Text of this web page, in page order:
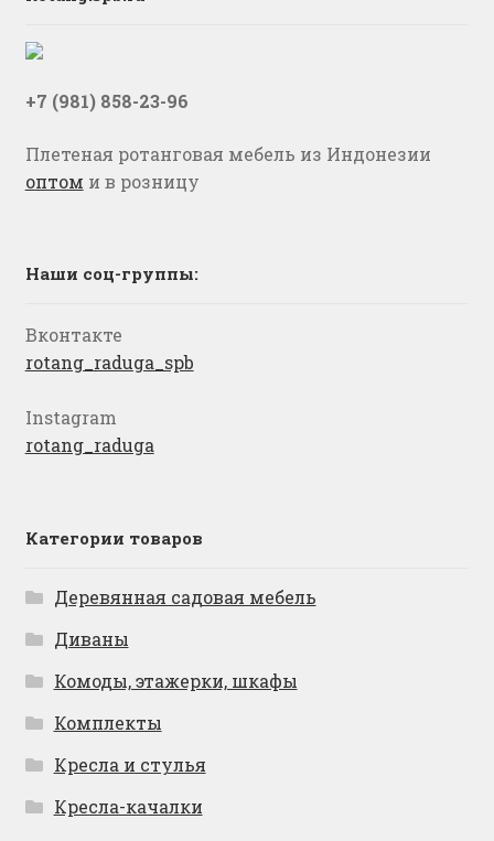
+7 (981) 858-23-96
Плетеная ротанговая мебель из Индонезии
оптом и в розницу
Наши соц-группы:
Вконтакте
rotang_raduga_spb
Instagram
rotang_raduga
Категории товаров
Деревянная садовая мебель
Диваны
Комоды, этажерки, шкафы
Комплекты
Кресла и стулья
Кресла-качалки